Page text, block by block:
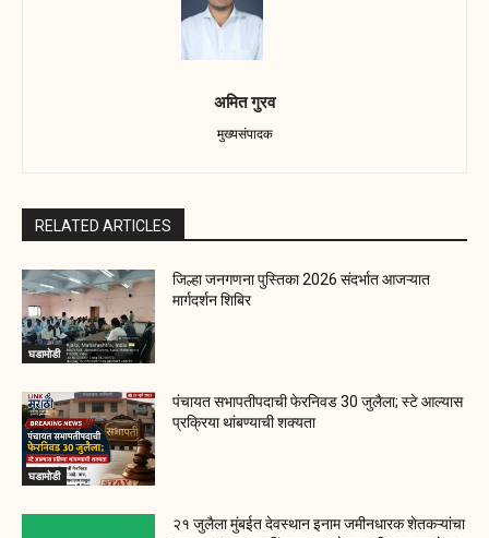
अमित गुरव
मुख्यसंपादक
RELATED ARTICLES
घडामोडी
जिल्हा जनगणना पुस्तिका 2026 संदर्भात आजऱ्यात
मार्गदर्शन शिबिर
घडामोडी
पंचायत सभापतीपदाची फेरनिवड 30 जुलैला; स्टे आल्यास
प्रक्रिया थांबण्याची शक्यता
२१ जुलैला मुंबईत देवस्थान इनाम जमीनधारक शेतकऱ्यांचा